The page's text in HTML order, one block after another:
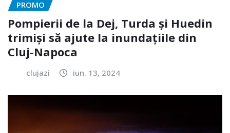
PROMO
Pompierii de la Dej, Turda și Huedin
trimiși să ajute la inundațiile din
Cluj-Napoca
clujazi iun. 13, 2024